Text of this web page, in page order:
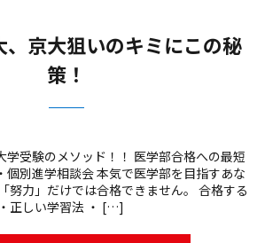
、京大狙いのキミにこの秘
策！
学受験のメソッド！！ 医学部合格への最短
個別進学相談会 本気で医学部を目指すあな
努力」だけでは合格できません。 合格する
正しい学習法 ・ […]